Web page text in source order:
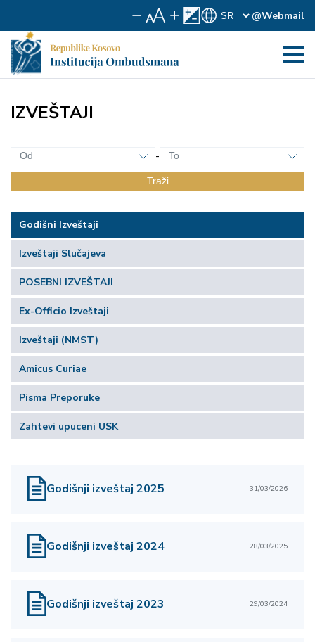
@Webmail
IZVEŠTAJI
-
Traži
Godišni Izveštaji
Izveštaji Slučajeva
POSEBNI IZVEŠTAJI
Ex-Officio Izveštaji
Izveštaji (NMST)
Amicus Curiae
Pisma Preporuke
Zahtevi upuceni USK
Godišnji izveštaj 2025 31/03/2026
Godišnji izveštaj 2024 28/03/2025
Godišnji izveštaj 2023 29/03/2024